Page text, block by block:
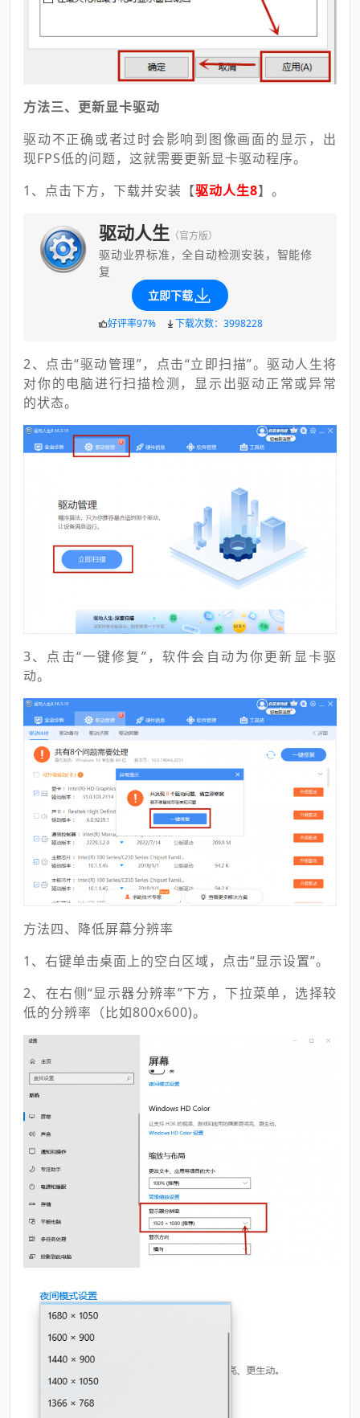
方法三、更新显卡驱动
驱动不正确或者过时会影响到图像画面的显示，出
现FPS低的问题，这就需要更新显卡驱动程序。
1、点击下方，下载并安装【驱动人生8】。
驱动人生 （官方版）
驱动业界标准，全自动检测安装，智能修
复
立即下载
好评率97% 下载次数：3998228
2、点击“驱动管理”，点击“立即扫描”。驱动人生将
对你的电脑进行扫描检测，显示出驱动正常或异常
的状态。
3、点击“一键修复”，软件会自动为你更新显卡驱
动。
方法四、降低屏幕分辨率
1、右键单击桌面上的空白区域，点击“显示设置”。
2、在右侧“显示器分辨率”下方，下拉菜单，选择较
低的分辨率（比如800x600)。